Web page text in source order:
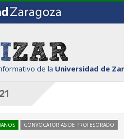
de la Universidad de
CONVOCATORIAS DE PROFESORADO